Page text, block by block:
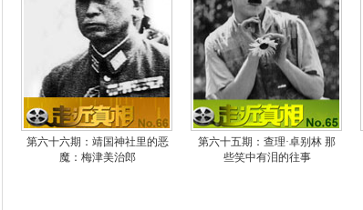
第六十六期：靖国神社里的恶
魔：梅津美治郎
第六十五期：查理·卓别林 那
些笑中有泪的往事